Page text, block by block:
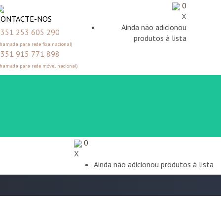
NOS
253 605 290
para rede fixa nacional)
915 771 898
para rede móvel nacional)
0
X
Ainda não adicionou
produtos à lista
0
X
Ainda não adicionou produtos à lista